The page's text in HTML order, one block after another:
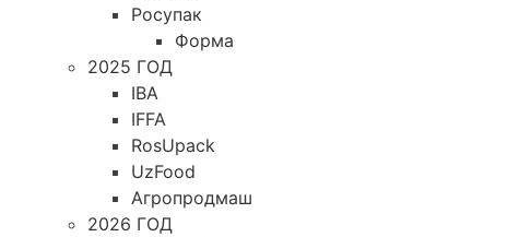
Росупак
Форма
2025 ГОД
IBA
IFFA
RosUpack
UzFood
Агропродмаш
2026 ГОД